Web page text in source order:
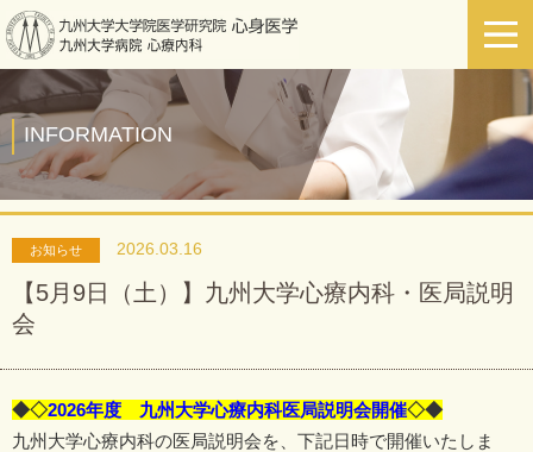
INFORMATION
お知らせ 2026.03.16
【5月9日（土）】九州大学心療内科・医局説明
会
◆◇2026年度 九州大学心療内科医局説明会開催◇◆
九州大学心療内科の医局説明会を、下記日時で開催いたしま